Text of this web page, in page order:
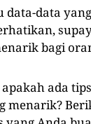
data-data
bagi
ada
menarik?